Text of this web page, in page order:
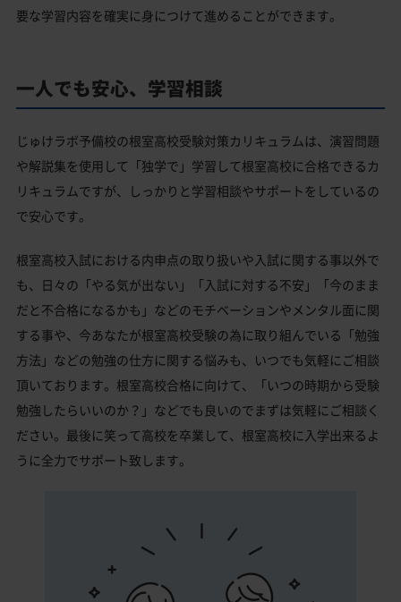
要な学習内容を確実に身につけて進めることができます。
一人でも安心、学習相談
じゅけラボ予備校の根室高校受験対策カリキュラムは、演習問題
や解説集を使用して「独学で」学習して根室高校に合格できるカ
リキュラムですが、しっかりと学習相談やサポートをしているの
で安心です。
根室高校入試における内申点の取り扱いや入試に関する事以外で
も、日々の「やる気が出ない」「入試に対する不安」「今のまま
だと不合格になるかも」などのモチベーションやメンタル面に関
する事や、今あなたが根室高校受験の為に取り組んでいる「勉強
方法」などの勉強の仕方に関する悩みも、いつでも気軽にご相談
頂いております。根室高校合格に向けて、「いつの時期から受験
勉強したらいいのか？」などでも良いのでまずは気軽にご相談く
ださい。最後に笑って高校を卒業して、根室高校に入学出来るよ
うに全力でサポート致します。